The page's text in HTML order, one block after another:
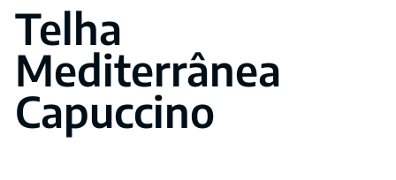
Telha
Mediterrânea
Capuccino